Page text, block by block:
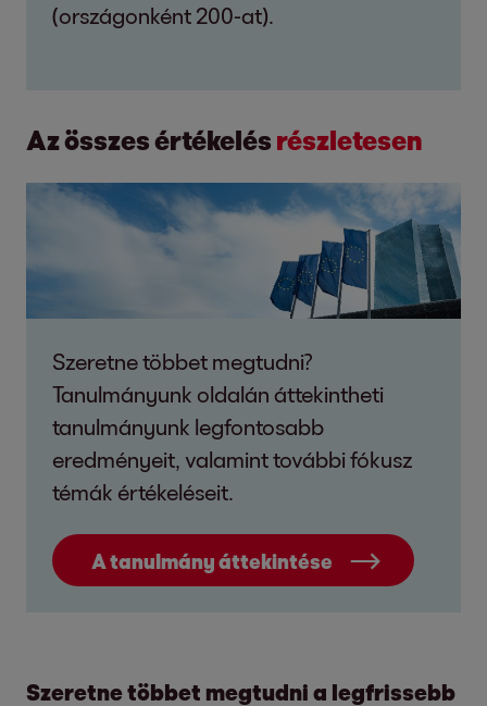
(országonként 200-at).
Az összes értékelés részletesen
Szeretne többet megtudni?
Tanulmányunk oldalán áttekintheti
tanulmányunk legfontosabb
eredményeit, valamint további fókusz
témák értékeléseit.
A tanulmány áttekintése
Szeretne többet megtudni a legfrissebb